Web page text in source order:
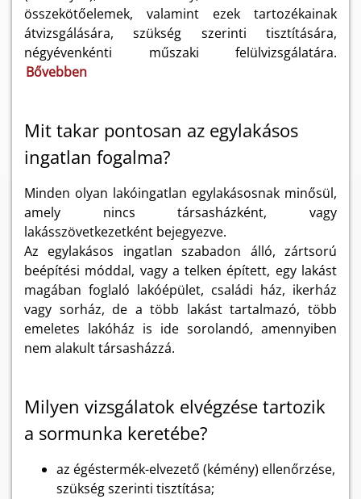
összekötőelemek, valamint ezek tartozékainak
átvizsgálására, szükség szerinti tisztítására,
négyévenkénti műszaki felülvizsgálatára.
Bővebben
Mit takar pontosan az egylakásos
ingatlan fogalma?
Minden olyan lakóingatlan egylakásosnak minősül,
amely nincs társasházként, vagy
lakásszövetkezetként bejegyezve.
Az egylakásos ingatlan szabadon álló, zártsorú
beépítési móddal, vagy a telken épített, egy lakást
magában foglaló lakóépület, családi ház, ikerház
vagy sorház, de a több lakást tartalmazó, több
emeletes lakóház is ide sorolandó, amennyiben
nem alakult társasházzá.
Milyen vizsgálatok elvégzése tartozik
a sormunka keretébe?
az égéstermék-elvezető (kémény) ellenőrzése,
szükség szerinti tisztítása;